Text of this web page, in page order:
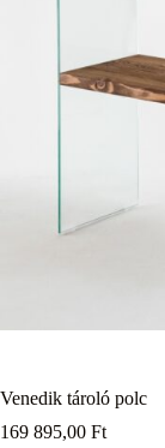
Venedik tároló polc
169 895,00 Ft